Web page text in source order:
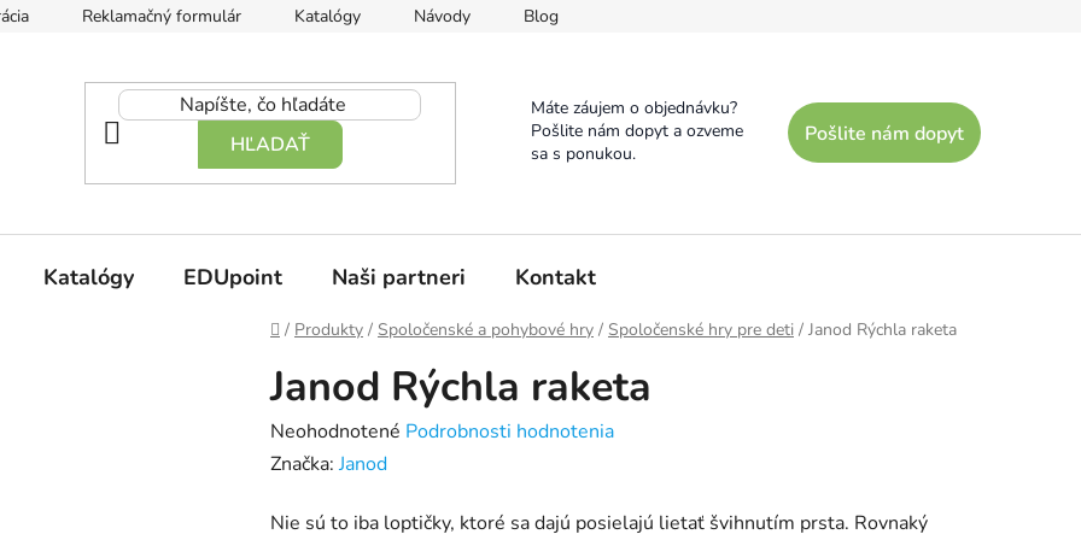
Reklamačný formulár Katalógy Návody Blog
HĽADAŤ
Máte záujem o objednávku?
Pošlite nám dopyt a ozveme
sa s ponukou.
Pošlite nám dopyt
Katalógy EDUpoint Naši partneri Kontakt
Domov
/ Produkty / Spoločenské a pohybové hry / Spoločenské hry pre deti / Janod Rýchla raketa
Janod Rýchla raketa
Priemerné
hodnotenie
je
Neohodnotené Podrobnosti hodnotenia
Značka: Janod
Nie sú to iba loptičky, ktoré sa dajú posielajú lietať švihnutím prsta. Rovnaký